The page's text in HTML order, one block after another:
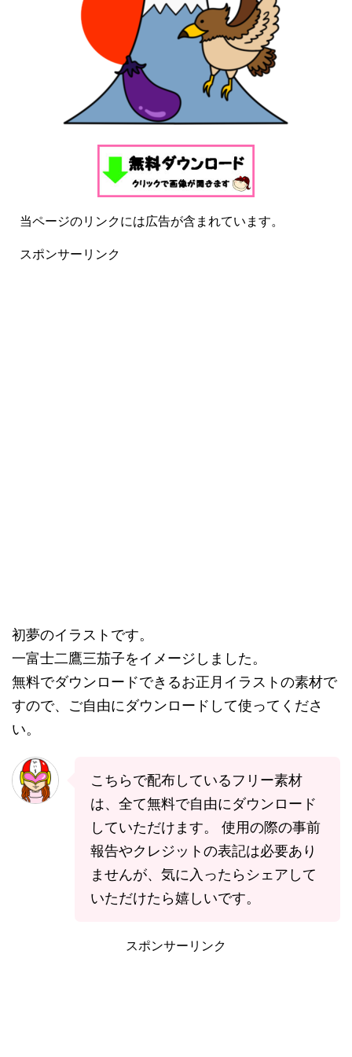
当ページのリンクには広告が含まれています。
スポンサーリンク
初夢のイラストです。
一富士二鷹三茄子をイメージしました。
無料でダウンロードできるお正月イラストの素材で
すので、ご自由にダウンロードして使ってくださ
い。
こちらで配布しているフリー素材
は、全て無料で自由にダウンロード
していただけます。 使用の際の事前
報告やクレジットの表記は必要あり
ませんが、気に入ったらシェアして
いただけたら嬉しいです。
スポンサーリンク